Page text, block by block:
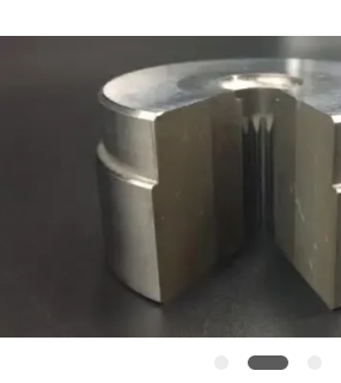
DEMANDEZ
UNE
CITATION